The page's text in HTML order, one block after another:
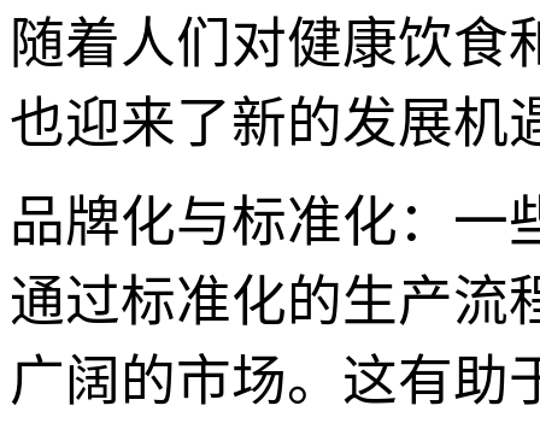
随着人们对健康饮食
也迎来了新的发展机
品牌化与标准化：一
通过标准化的生产流
广阔的市场。这有助